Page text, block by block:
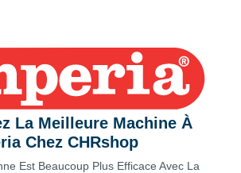
La Meilleure Machine À
Chez CHRshop
Est Beaucoup Plus Efficace Avec La